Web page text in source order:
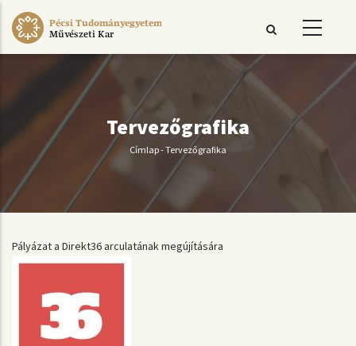
Ugrás
Pécsi Tudományegyetem
Művészeti Kar
Tervezőgrafika
Morzsa
Címlap-Tervezőgrafika
Pályázat a Direkt36 arculatának megújítására